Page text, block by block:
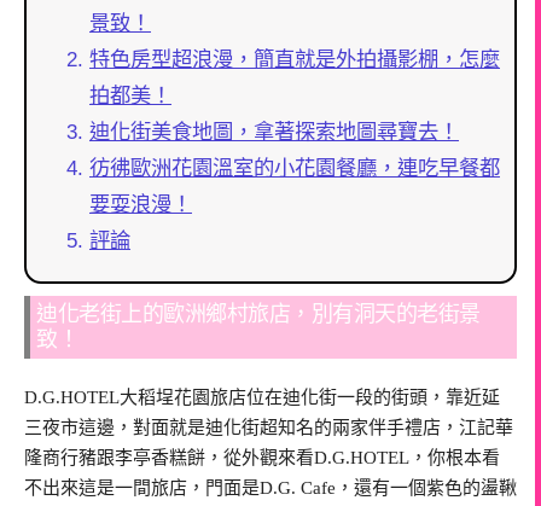
景致！
特色房型超浪漫，簡直就是外拍攝影棚，怎麼
拍都美！
迪化街美食地圖，拿著探索地圖尋寶去！
彷彿歐洲花園溫室的小花園餐廳，連吃早餐都
要耍浪漫！
評論
迪化老街上的歐洲鄉村旅店，別有洞天的老街景
致！
D.G.HOTEL大稻埕花園旅店位在迪化街一段的街頭，靠近延
三夜市這邊，對面就是迪化街超知名的兩家伴手禮店，江記華
隆商行豬跟李亭香糕餅，從外觀來看D.G.HOTEL，你根本看
不出來這是一間旅店，門面是D.G. Cafe，還有一個紫色的盪鞦